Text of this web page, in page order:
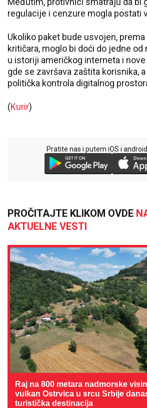
regulacije i cenzure mogla postati
Ukoliko paket bude usvojen,
kritičara, moglo bi doći do jedne od
u istoriji američkog interneta i
gde se završava zaštita korisnika,
politička kontrola digitalnog
(Kurir)
Pratite nas i putem iOS i
PROČITAJTE KLIKOM OVDE
AKTUELNE VESTI
Raj na 800 metara nadmorske
vulkan Ostrvica u srcu Srbije
turistička destinacija